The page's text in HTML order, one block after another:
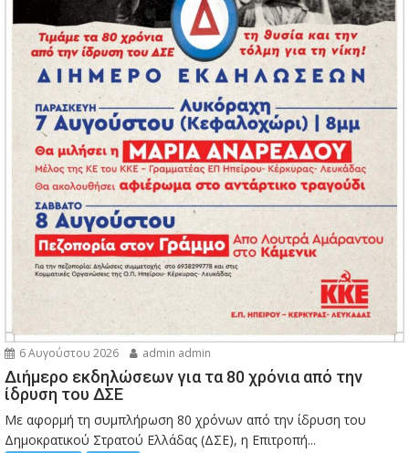
6 Αυγούστου 2026 admin admin
Διήμερο εκδηλώσεων για τα 80 χρόνια από την
ίδρυση του ΔΣΕ
Με αφορμή τη συμπλήρωση 80 χρόνων από την ίδρυση του
Δημοκρατικού Στρατού Ελλάδας (ΔΣΕ), η Επιτροπή...